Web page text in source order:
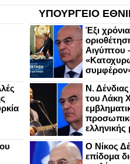
ΥΠΟΥΡΓΕΙΟ
Έξι
Αιγύπτου
Ν.
του Λάκη
ελληνικής
Ο Νίκος
επίδομα